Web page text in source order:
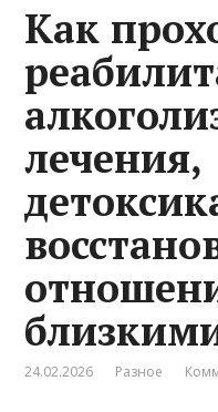
Как
лечения,
24.02.2026 Разное